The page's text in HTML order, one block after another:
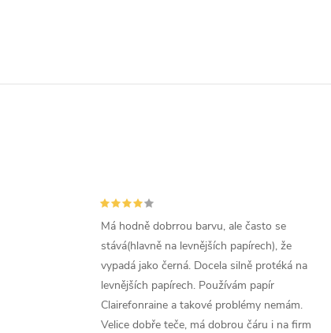
Má hodně dobrrou barvu, ale často se
stává(hlavně na levnějších papírech), že
vypadá jako černá. Docela silně protéká na
levnějších papírech. Používám papír
Clairefonraine a takové problémy nemám.
Velice dobře teče, má dobrou čáru i na firm